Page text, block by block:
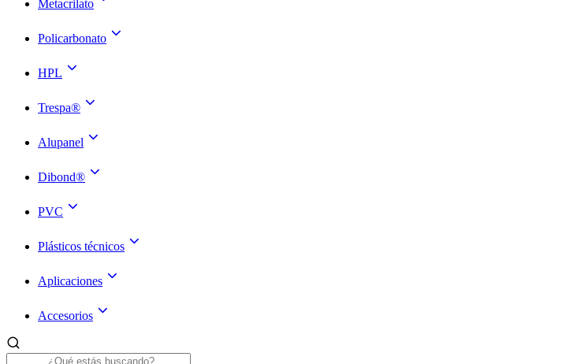
Metacrilato
Policarbonato
HPL
Trespa®
Alupanel
Dibond®
PVC
Plásticos técnicos
Aplicaciones
Accesorios